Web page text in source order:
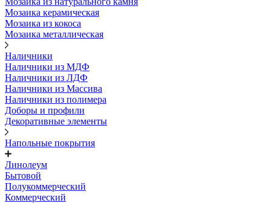
Мозаика керамическая
Мозаика из кокоса
Мозаика металлическая
Наличники
Наличники из МДФ
Наличники из ЛДФ
Наличники из Массива
Наличники из полимера
Доборы и профили
Декоративные элементы
Напольные покрытия
Линолеум
Бытовой
Полукоммерческий
Коммерческий